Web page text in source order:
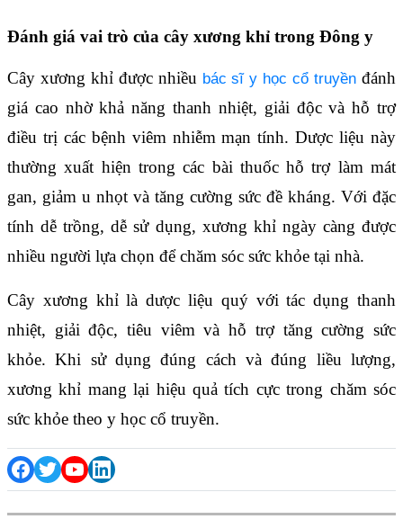
Đánh giá vai trò của cây xương khỉ trong Đông y
Cây xương khỉ được nhiều bác sĩ y học cổ truyền đánh
giá cao nhờ khả năng thanh nhiệt, giải độc và hỗ trợ
điều trị các bệnh viêm nhiễm mạn tính. Dược liệu này
thường xuất hiện trong các bài thuốc hỗ trợ làm mát
gan, giảm u nhọt và tăng cường sức đề kháng. Với đặc
tính dễ trồng, dễ sử dụng, xương khỉ ngày càng được
nhiều người lựa chọn để chăm sóc sức khỏe tại nhà.
Cây xương khỉ là dược liệu quý với tác dụng thanh
nhiệt, giải độc, tiêu viêm và hỗ trợ tăng cường sức
khỏe. Khi sử dụng đúng cách và đúng liều lượng,
xương khỉ mang lại hiệu quả tích cực trong chăm sóc
sức khỏe theo y học cổ truyền.